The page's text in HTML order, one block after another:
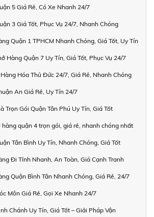
5 Giá Rẻ, Có Xe Nhanh 24/7
3 Giá Tốt, Phục Vụ 24/7, Nhanh Chóng
Quận 1 TPHCM Nhanh Chóng, Giá Tốt, Uy Tín
Hàng Quận 7 Uy Tín, Giá Tốt, Phục Vụ 24/7
Hóa Thủ Đức 24/7, Giá Rẻ, Nhanh Chóng
An Giá Rẻ, Uy Tín 24/7
Trọn Gói Quận Tân Phú Uy Tín, Giá Tốt
hàng quận 4 trọn gói, giá rẻ, nhanh chóng nhất
Tân Bình Uy Tín, Nhanh Chóng, Giá Tốt
Đi Tỉnh Nhanh, An Toàn, Giá Cạnh Tranh
Quận Bình Tân Nhanh Chóng, Giá Rẻ, 24/7
Môn Giá Rẻ, Gọi Xe Nhanh 24/7
Chánh Uy Tín, Giá Tốt – Giải Pháp Vận